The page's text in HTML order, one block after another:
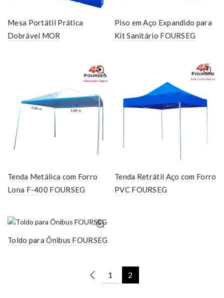
Mesa Portátil Prática
Dobrável MOR
Piso em Aço Expandido para
Kit Sanitário FOURSEG
Tenda Metálica com Forro
Lona F-400 FOURSEG
Tenda Retrátil Aço com Forro
PVC FOURSEG
Toldo para Ônibus FOURSEG
1 2